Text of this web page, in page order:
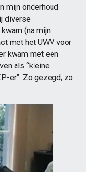
mijn onderhoud
diverse
(na mijn
met het UWV voor
kwam met een
als “kleine
er”. Zo gezegd, zo